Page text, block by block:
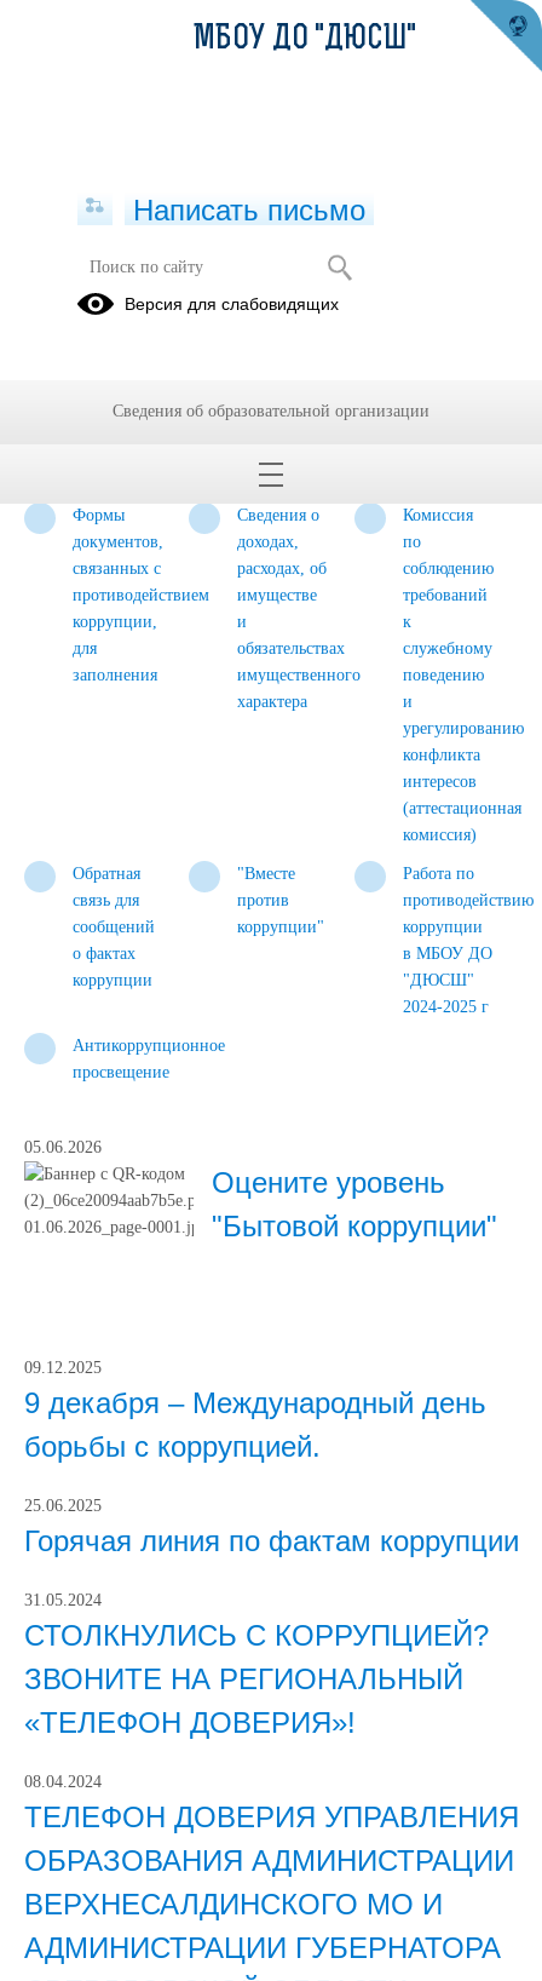
Противодействие коррупции
Формы
документов,
связанных с
противодействием
коррупции,
для
заполнения
Сведения о
доходах,
расходах, об
имуществе
и
обязательствах
имущественного
характера
Комиссия
по
соблюдению
требований
к
служебному
поведению
и
урегулированию
конфликта
интересов
(аттестационная
комиссия)
Обратная
связь для
сообщений
о фактах
коррупции
"Вместе
против
коррупции"
Работа по
противодействию
коррупции
в МБОУ ДО
"ДЮСШ"
2024-2025 г
Антикоррупционное
просвещение
05.06.2026
Оцените уровень
"Бытовой коррупции"
09.12.2025
9 декабря – Международный день
борьбы с коррупцией.
25.06.2025
Горячая линия по фактам коррупции
31.05.2024
СТОЛКНУЛИСЬ С КОРРУПЦИЕЙ?
ЗВОНИТЕ НА РЕГИОНАЛЬНЫЙ
«ТЕЛЕФОН ДОВЕРИЯ»!
08.04.2024
ТЕЛЕФОН ДОВЕРИЯ УПРАВЛЕНИЯ
ОБРАЗОВАНИЯ АДМИНИСТРАЦИИ
ВЕРХНЕСАЛДИНСКОГО МО И
АДМИНИСТРАЦИИ ГУБЕРНАТОРА
МБОУ ДО "ДЮСШ"
Написать письмо
Версия для слабовидящих
Сведения об образовательной организации